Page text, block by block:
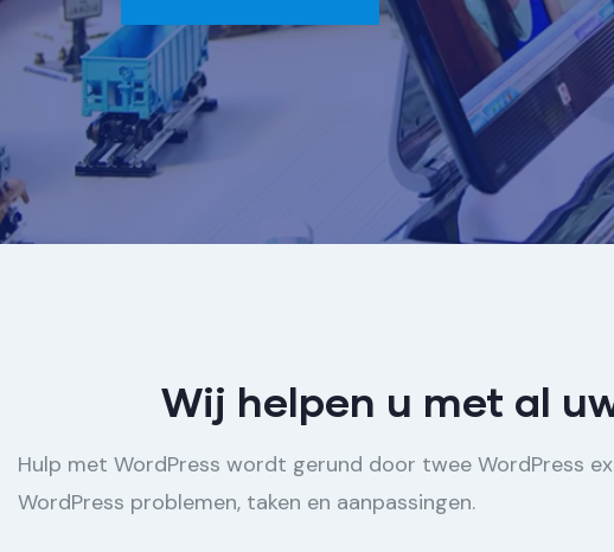
Wij helpen u met al
Hulp met WordPress wordt gerund door twee WordPress
WordPress problemen, taken en aanpassingen.